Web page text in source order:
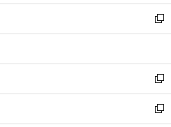
開
く
ウ
で
開
ン
ド
ウ
開
く
ウ
ィ
ン
ウ
で
開
く
し
い
ウ
ン
ド
ウ
で
開
新
し
ウ
ィ
ン
ド
ウ
新
し
い
新